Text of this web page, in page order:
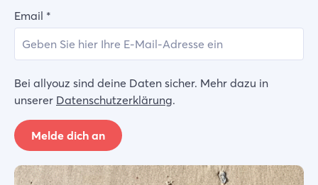
Email *
Bei allyouz sind deine Daten sicher. Mehr dazu in
unserer Datenschutzerklärung.
Melde dich an